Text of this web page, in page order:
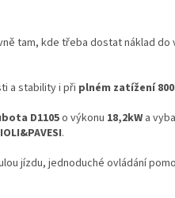
tam, kde třeba dostat náklad do
a stability i při plném zatížení
D1105o výkonu 18,2kW a
.
jízdu, jednoduché ovládání